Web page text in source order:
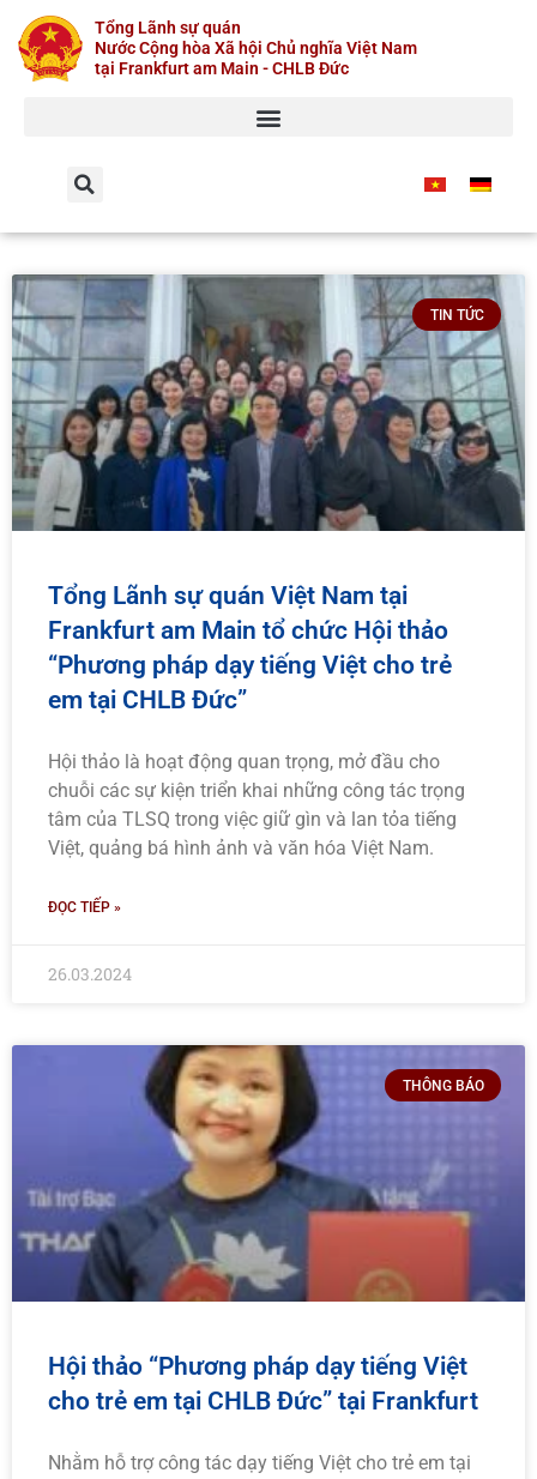
content
Tổng Lãnh sự quán
Nước Cộng hòa Xã hội Chủ nghĩa Việt Nam
tại Frankfurt am Main - CHLB Đức
TIN TỨC
Tổng Lãnh sự quán Việt Nam tại
Frankfurt am Main tổ chức Hội thảo
“Phương pháp dạy tiếng Việt cho trẻ
em tại CHLB Đức”
Hội thảo là hoạt động quan trọng, mở đầu cho
chuỗi các sự kiện triển khai những công tác trọng
tâm của TLSQ trong việc giữ gìn và lan tỏa tiếng
Việt, quảng bá hình ảnh và văn hóa Việt Nam.
ĐỌC TIẾP »
26.03.2024
THÔNG BÁO
Hội thảo “Phương pháp dạy tiếng Việt
cho trẻ em tại CHLB Đức” tại Frankfurt
Nhằm hỗ trợ công tác dạy tiếng Việt cho trẻ em tại